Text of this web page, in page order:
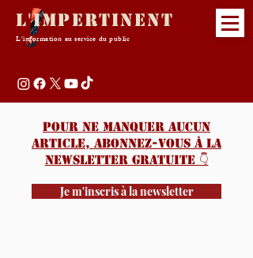
L'Impertinent
L'information au service du public
Pour ne manquer aucun
article, abonnez-vous à la
newsletter gratuite 👇️
Je m'inscris à la newsletter